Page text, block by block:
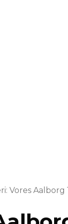
Vores Aalborg